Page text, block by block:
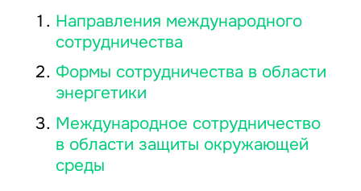
Направления международного
сотрудничества
Формы сотрудничества в области
энергетики
Международное сотрудничество
в области защиты окружающей
среды